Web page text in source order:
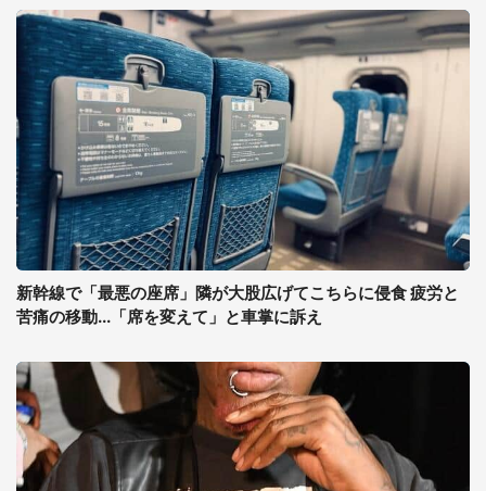
新幹線で「最悪の座席」隣が大股広げてこちらに侵食 疲労と
苦痛の移動...「席を変えて」と車掌に訴え